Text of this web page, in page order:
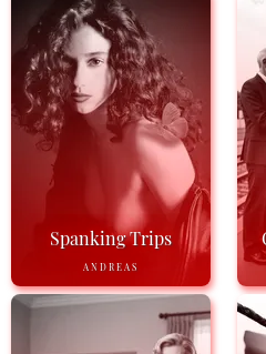
Spanking Trips
ANDREAS